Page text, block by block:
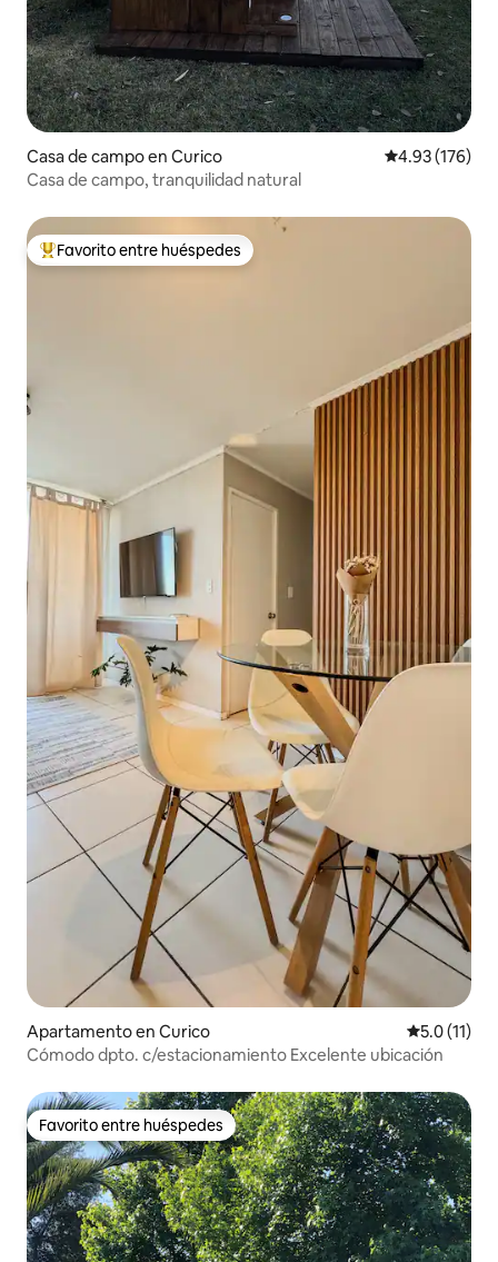
Casa de campo en Curico Calificación
4.93 (176)
Casa de campo, tranquilidad natural
Favorito entre huéspedes preferido
Favorito entre huéspedes
Apartamento en Curico Calificación
5.0 (11)
Cómodo dpto. c/estacionamiento Excelente ubicación
Favorito entre huéspedes
Favorito entre huéspedes